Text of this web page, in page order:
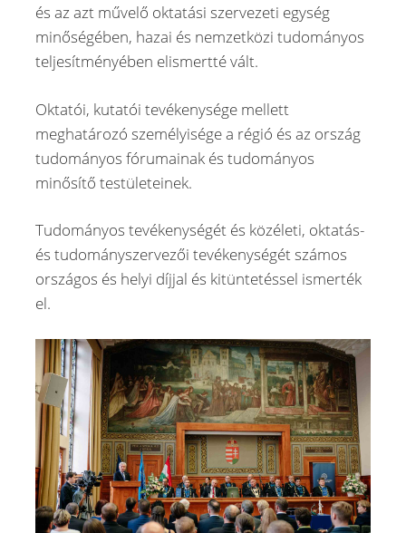
és az azt művelő oktatási szervezeti egység
minőségében, hazai és nemzetközi tudományos
teljesítményében elismertté vált.
Oktatói, kutatói tevékenysége mellett
meghatározó személyisége a régió és az ország
tudományos fórumainak és tudományos
minősítő testületeinek.
Tudományos tevékenységét és közéleti, oktatás-
és tudományszervezői tevékenységét számos
országos és helyi díjjal és kitüntetéssel ismerték
el.